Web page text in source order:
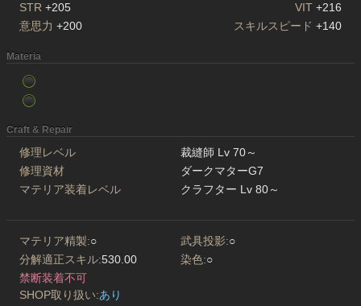
STR +205 VIT +216
意思力 +200 スキルスピード +140
Materia
Craft & Repair
修理レベル
裁縫師 Lv 70～
修理資材
ダークマターG7
マテリア装着レベル
クラフター Lv 80～
マテリア精製:○ 武具投影:○
分解適正スキル:530.00 染色:○
禁断装着不可
SHOP取り扱い:あり